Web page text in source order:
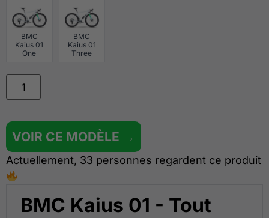
BMC
Kaius 01
One
BMC
Kaius 01
Three
VOIR CE MODÈLE →
Actuellement, 33 personnes regardent ce produit
BMC Kaius 01 - Tout